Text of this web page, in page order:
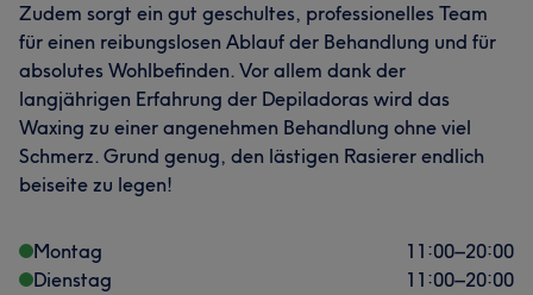
Zudem sorgt ein gut geschultes, professionelles Team
für einen reibungslosen Ablauf der Behandlung und für
absolutes Wohlbefinden. Vor allem dank der
langjährigen Erfahrung der Depiladoras wird das
Waxing zu einer angenehmen Behandlung ohne viel
Schmerz. Grund genug, den lästigen Rasierer endlich
beiseite zu legen!
Montag 11:00–20:00
Dienstag
11:00–20:00